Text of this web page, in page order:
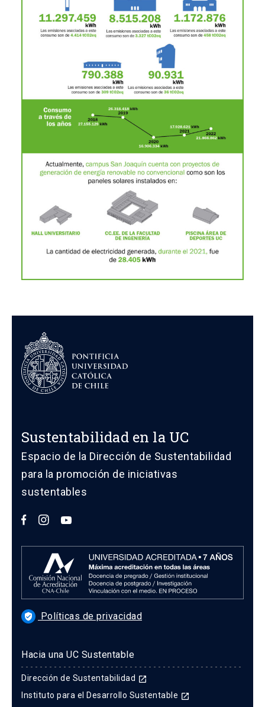
Sustentabilidad en la UC
Espacio de la Dirección de Sustentabilidad
para la promoción de iniciativas
sustentables
verified_user Políticas de privacidad
Hacia una UC Sustentable
Dirección de Sustentabilidad launch
Instituto para el Desarrollo Sustentable launch